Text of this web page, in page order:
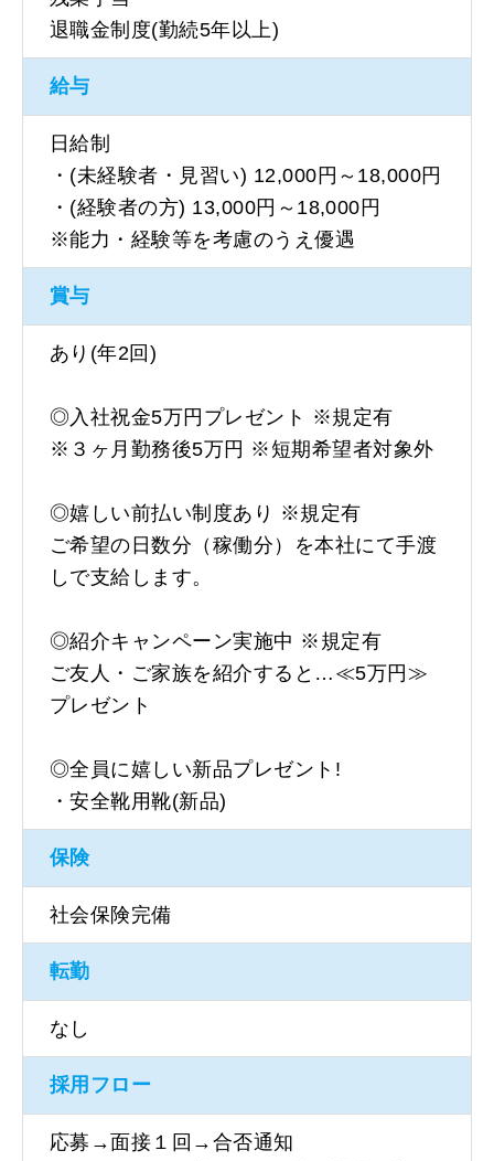
退職金制度(勤続5年以上)
給与
日給制
・(未経験者・見習い) 12,000円～18,000円
・(経験者の方) 13,000円～18,000円
※能力・経験等を考慮のうえ優遇
賞与
あり(年2回)
◎入社祝金5万円プレゼント ※規定有
※３ヶ月勤務後5万円 ※短期希望者対象外
◎嬉しい前払い制度あり ※規定有
ご希望の日数分（稼働分）を本社にて手渡
しで支給します。
◎紹介キャンペーン実施中 ※規定有
ご友人・ご家族を紹介すると…≪5万円≫
プレゼント
◎全員に嬉しい新品プレゼント!
・安全靴用靴(新品)
保険
社会保険完備
転勤
なし
採用フロー
応募→面接１回→合否通知